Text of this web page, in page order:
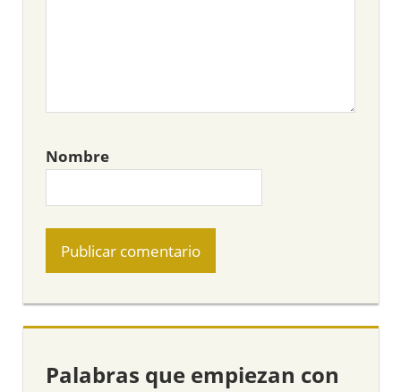
Nombre
Palabras que empiezan con